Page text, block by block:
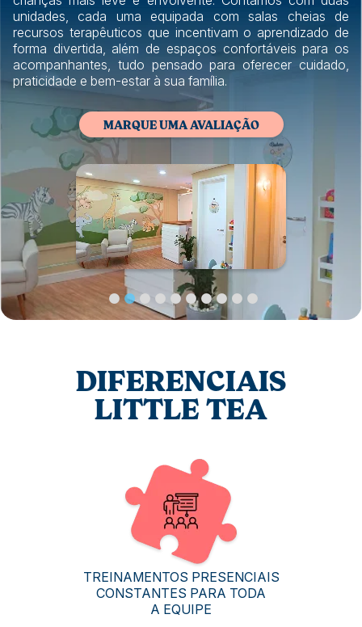
unidades, cada uma equipada com salas cheias de
recursos terapêuticos que incentivam o aprendizado de
forma divertida, além de espaços confortáveis para os
acompanhantes, tudo pensado para oferecer cuidado,
praticidade e bem-estar à sua família.
MARQUE UMA AVALIAÇÃO
DIFERENCIAIS
LITTLE TEA
TREINAMENTOS PRESENCIAIS
CONSTANTES PARA TODA
A EQUIPE